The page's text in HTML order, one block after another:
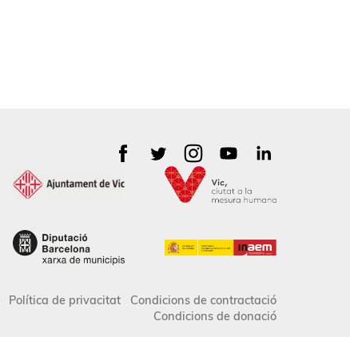
Política de privacitat
Condicions de contractació
Condicions de donació